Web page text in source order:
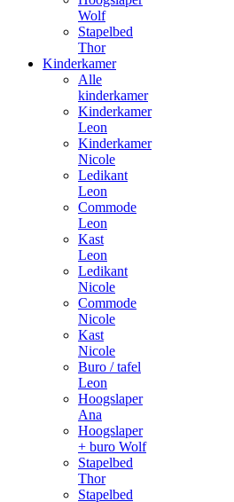
Wolf
Stapelbed
Thor
Kinderkamer
Alle
kinderkamer
Kinderkamer
Leon
Kinderkamer
Nicole
Ledikant
Leon
Commode
Leon
Kast
Leon
Ledikant
Nicole
Commode
Nicole
Kast
Nicole
Buro / tafel
Leon
Hoogslaper
Ana
Hoogslaper
+ buro Wolf
Stapelbed
Thor
Stapelbed